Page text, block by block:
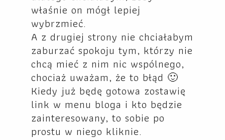
właśnie on mógł lepiej
wybrzmieć.
A z drugiej strony nie chciałabym
zaburzać spokoju tym, którzy nie
chcą mieć z nim nic wspólnego,
chociaż uważam, że to błąd 🙂
Kiedy już będę gotowa zostawię
link w menu bloga i kto będzie
zainteresowany, to sobie po
prostu w niego kliknie.